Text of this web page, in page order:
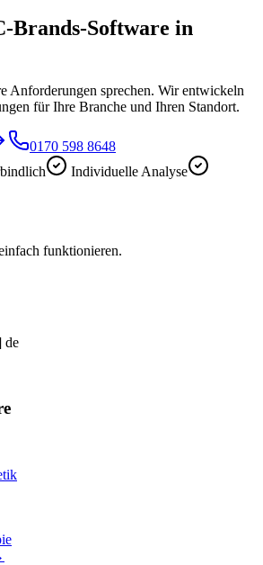
Brands-Software in
Anforderungen sprechen. Wir entwickeln
für Ihre Branche und Ihren Standort.
0170 598 8648
Individuelle Analyse
funktionieren.
de